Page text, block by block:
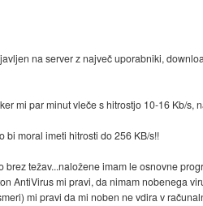
na server z največ uporabniki,
mi par minut vleče s hitrostjo 10-16 Kb/s,
bi moral imeti hitrosti do 256 KB/s!!
težav...naložene imam le osnovne
AntiVirus mi pravi, da nimam nobenega
mi pravi da mi noben ne vdira v